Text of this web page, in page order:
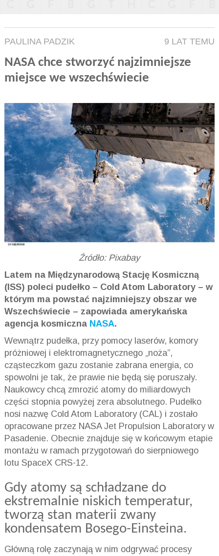
PAULINA PADZIK 9 LAT TEMU
NASA chce stworzyć najzimniejsze
miejsce we wszechświecie
Źródło: Pixabay
Latem na Międzynarodową Stację Kosmiczną
(ISS) poleci pudełko – Cold Atom Laboratory – w
którym ma powstać najzimniejszy obszar we
Wszechświecie – zapowiada amerykańska
agencja kosmiczna NASA.
Wewnątrz pudełka, przy pomocy laserów, komory
próżniowej i elektromagnetycznego „noża”,
cząsteczkom gazu zostanie zabrana energia, co
spowolni je tak, że prawie nie będą się poruszały.
Naukowcy chcą zmrozić atomy do miliardowych
części stopnia powyżej zera absolutnego. Pudełko
nosi nazwę Cold Atom Laboratory (CAL) i zostało
opracowane przez NASA Jet Propulsion Laboratory w
Pasadenie. Obecnie znajduje się w końcowym etapie
montażu w ramach przygotowań do sierpniowego
lotu SpaceX CRS-12.
Gdy atomy są schładzane do
ekstremalnie niskich temperatur,
tworzą stan materii zwany
kondensatem Bosego-Einsteina.
Główną rolę zaczynają w nim odgrywać procesy